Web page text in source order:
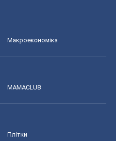
Макроекономіка
MAMACLUB
Плітки